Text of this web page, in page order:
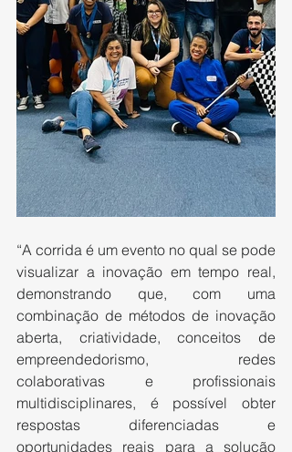
“A corrida é um evento no qual se pode
visualizar a inovação em tempo real,
demonstrando que, com uma
combinação de métodos de inovação
aberta, criatividade, conceitos de
empreendedorismo, redes
colaborativas e profissionais
multidisciplinares, é possível obter
respostas diferenciadas e
oportunidades reais para a solução